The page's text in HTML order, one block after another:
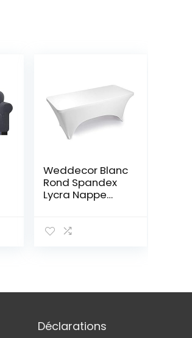
Weddecor Blanc
Rond Spandex
Lycra Nappe
Mariage, Noël,
Rectangle, 6ft
Déclarations